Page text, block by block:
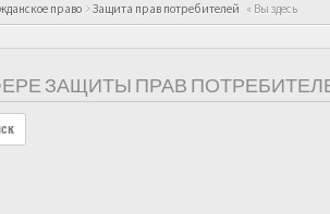
право Защита прав потребителей « Вы здесь
ЗАЩИТЫ ПРАВ